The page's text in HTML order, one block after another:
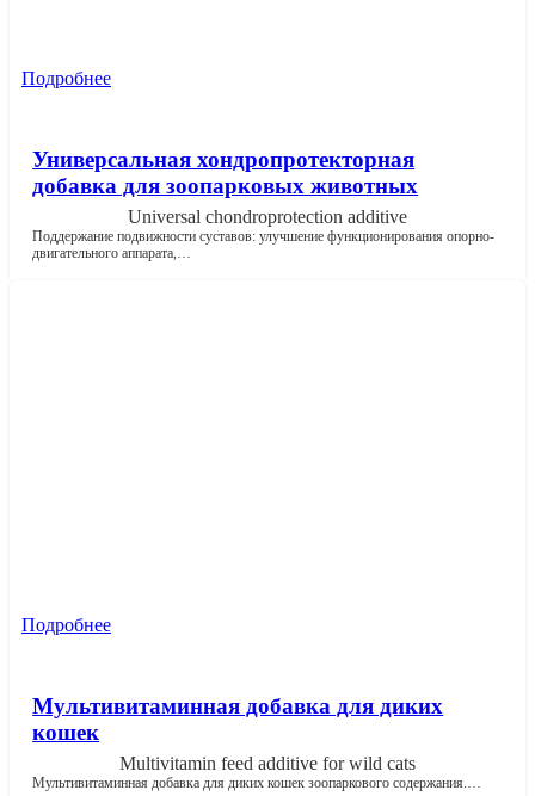
Подробнее
Универсальная хондропротекторная
добавка для зоопарковых животных
Universal chondroprotection additive
Поддержание подвижности суставов: улучшение функционирования опорно-
двигательного аппарата,…
Подробнее
Мультивитаминная добавка для диких
кошек
Multivitamin feed additive for wild cats
Мультивитаминная добавка для диких кошек зоопаркового содержания.…